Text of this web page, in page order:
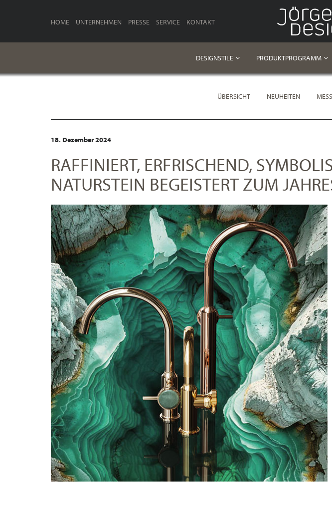
HOME UNTERNEHMEN PRESSE SERVICE KONTAKT
DESIGNSTILE PRODUKTPROGRAMM
ÜBERSICHT NEUHEITEN
18. Dezember 2024
RAFFINIERT, ERFRISCHEND,
NATURSTEIN BEGEISTERT ZUM